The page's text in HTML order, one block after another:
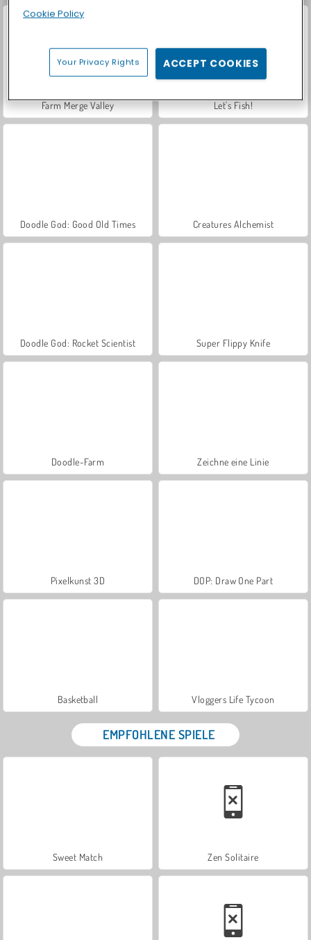
Farm Merge Valley Let's Fish!
Doodle God: Good Old Times Creatures Alchemist
Doodle God: Rocket Scientist Super Flippy Knife
Doodle-Farm Zeichne eine Linie
Pixelkunst 3D DOP: Draw One Part
Basketball Vloggers Life Tycoon
EMPFOHLENE SPIELE
Sweet Match Zen Solitaire
Cookie Policy
Your Privacy Rights ACCEPT COOKIES